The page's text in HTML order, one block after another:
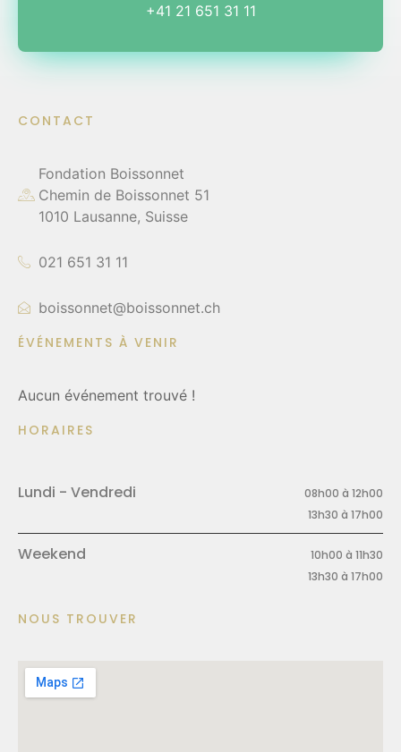
+41 21 651 31 11
CONTACT
Fondation Boissonnet
Chemin de Boissonnet 51
1010 Lausanne, Suisse
021 651 31 11
boissonnet@boissonnet.ch
ÉVÉNEMENTS À VENIR
Aucun événement trouvé !
HORAIRES
Lundi - Vendredi
08h00 à 12h00
13h30 à 17h00
Weekend
10h00 à 11h30
13h30 à 17h00
NOUS TROUVER